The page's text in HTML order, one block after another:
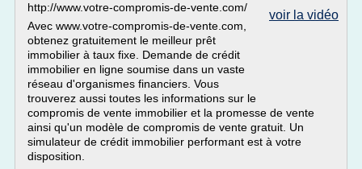
voir la vidéo
http://www.votre-compromis-de-vente.com/
Avec www.votre-compromis-de-vente.com,
obtenez gratuitement le meilleur prêt
immobilier à taux fixe. Demande de crédit
immobilier en ligne soumise dans un vaste
réseau d'organismes financiers. Vous
trouverez aussi toutes les informations sur le
compromis de vente immobilier et la promesse de vente
ainsi qu'un modèle de compromis de vente gratuit. Un
simulateur de crédit immobilier performant est à votre
disposition.